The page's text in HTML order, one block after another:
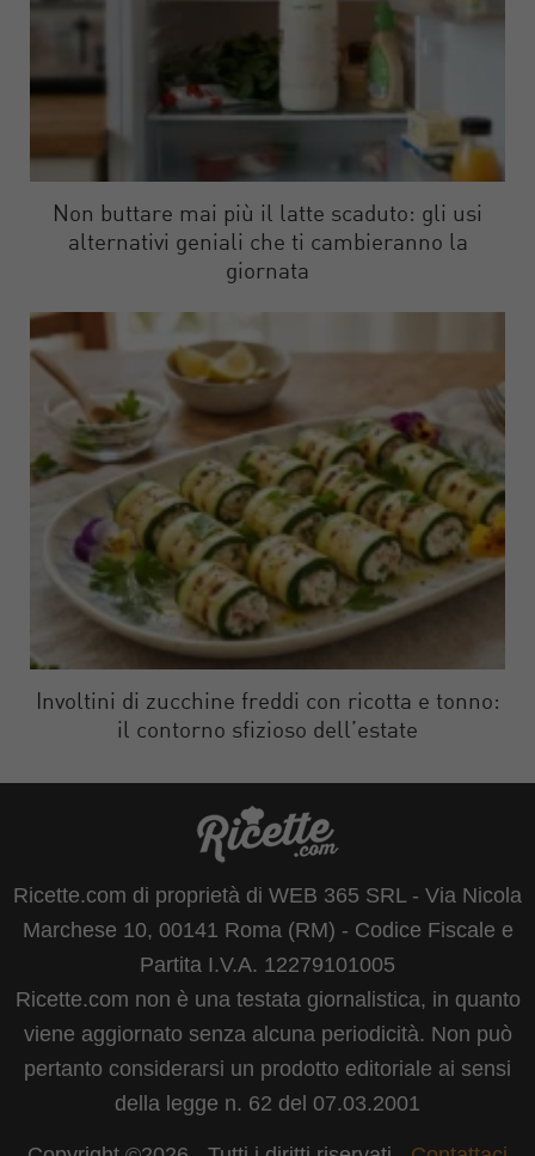
Non buttare mai più il latte scaduto: gli usi
alternativi geniali che ti cambieranno la
giornata
Involtini di zucchine freddi con ricotta e tonno:
il contorno sfizioso dell’estate
Ricette.com di proprietà di WEB 365 SRL - Via Nicola
Marchese 10, 00141 Roma (RM) - Codice Fiscale e
Partita I.V.A. 12279101005
Ricette.com non è una testata giornalistica, in quanto
viene aggiornato senza alcuna periodicità. Non può
pertanto considerarsi un prodotto editoriale ai sensi
della legge n. 62 del 07.03.2001